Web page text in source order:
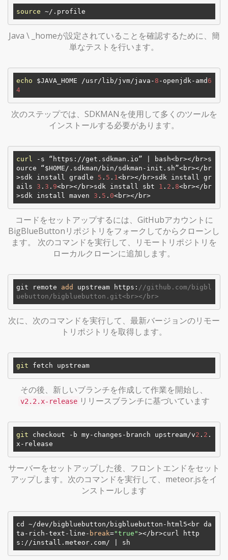
source
Java \ _homeが設定されていることを確認するために、簡
単なテストを行います。
echo $JAVA_HOME /usr/lib/jvm/java- 8 -openjdk-amd 6
4
次のステップでは、SDKMANを使用して多くのツールを
インストールする必要があります。
curl
-s “https://get.sdkman.io” | bash<br></br>s
ource “$HOME/.sdkman/bin/sdkman-init.sh”<br></br
>sdk install gradle 5 . 5 . 1 <br></br>sdk install gr
ails 3 . 3 . 9<br></br>sdk install sbt 1 . 2 . 8<br></br
>sdk install maven 3 . 5 . 0
コードをセットアップするには、GitHubアカウントに
BigBlueButtonリポジトリをフォークしてからクローンし
ます。 次のコマンドを実行して、リモートリポジトリを
ローカルクローンに追加します。
git remote add upstream https: //github.com/bigbl
uebutton/bigbluebutton.git<br></br>
次に、次のコマンドを実行して、最新バージョンのリモー
トリポジトリを取得します。
git
その後、新しいブランチを作成して作業を開始し、
v2.2.x-release リリースブランチに基づいています
git checkout -b my-changes-branch upstream/v2 . 2 .
サーバーをセットアップした後、フロントエンドをセット
アップします。次のコマンドを実行して、meteor.jsをイ
ンストールします
cd ~/dev/ bigbluebutton/bigbluebutton-html5<br da
ta-rich-text-line- break="true"></br>curl http
s:/ /install.meteor.com/